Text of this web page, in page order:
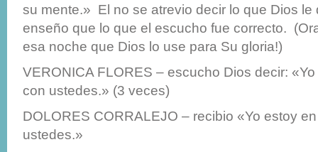
su mente.» El no se atrevio decir lo que Dios le
enseño que lo que el escucho fue correcto.
esa noche que Dios lo use para Su gloria!)
VERONICA FLORES – escucho Dios decir:
con ustedes.» (3 veces)
DOLORES CORRALEJO – recibio «Yo estoy
ustedes.»